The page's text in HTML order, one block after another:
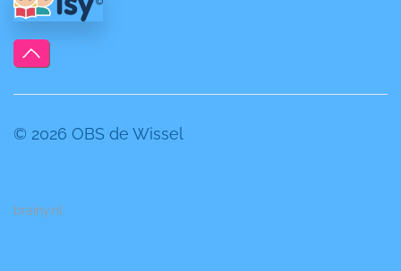
© 2026 OBS de Wissel
brainy.nl